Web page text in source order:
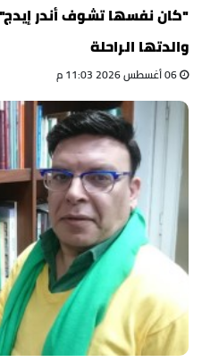
"كان نفسها تشوف أندر
والدتها الراحلة